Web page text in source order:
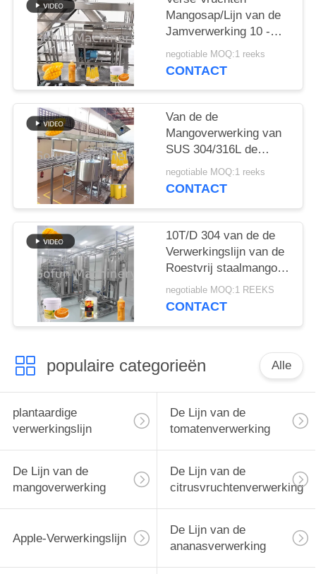
SITEMAP
PRIVACYBELEID
Mangosap/Lijn van de
Jamverwerking 10 -
200T/D
negotiable MOQ:1 reeks
CONTACT
Van de de
Mangoverwerking van
SUS 304/316L de
Machine Aseptische
Zakken 10 - 100T/D
negotiable MOQ:1 reeks
CONTACT
10T/D 304 van de de
Verwerkingslijn van de
Roestvrij staalmango
Aseptisch de
Zakpakket
negotiable MOQ:1 REEKS
CONTACT
populaire categorieën Alle
plantaardige
verwerkingslijn
De Lijn van de
tomatenverwerking
De Lijn van de
mangoverwerking
De Lijn van de
citrusvruchtenverwerking
Apple-Verwerkingslijn
De Lijn van de
ananasverwerking